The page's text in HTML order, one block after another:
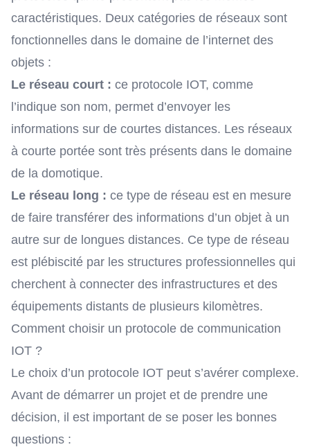
caractéristiques. Deux catégories de réseaux sont
fonctionnelles dans le domaine de l’internet des
objets :
Le réseau court : ce protocole IOT, comme
l’indique son nom, permet d’envoyer les
informations sur de courtes distances. Les réseaux
à courte portée sont très présents dans le domaine
de la domotique.
Le réseau long : ce type de réseau est en mesure
de faire transférer des informations d’un objet à un
autre sur de longues distances. Ce type de réseau
est plébiscité par les structures professionnelles qui
cherchent à connecter des infrastructures et des
équipements distants de plusieurs kilomètres.
Comment choisir un protocole de communication
IOT ?
Le choix d’un protocole IOT peut s’avérer complexe.
Avant de démarrer un projet et de prendre une
décision, il est important de se poser les bonnes
questions :